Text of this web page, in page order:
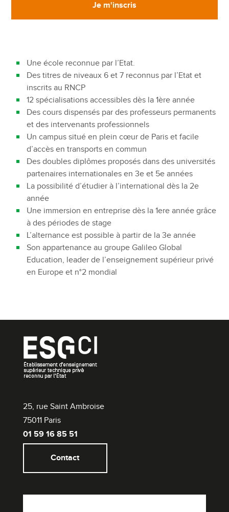
Je m'inscris
Une école reconnue par l’Etat.
Des titres de niveaux 6 et 7 reconnus par l’Etat et
inscrits au RNCP
12 spécialisations accessibles dès la 1ère année
Des cours dispensés par des professeurs permanents
et des intervenants professionnels
Un campus situé en plein cœur de Paris et facile
d’accès en transports en commun
Des doubles diplômes proposés dans des universités
partenaires internationales en 3e et 5e années
La possibilité d’étudier à l’international dès la 2e
année
Une immersion en entreprise dès la 1ere année grâce
à des périodes de stage
L’alternance est possible à partir de la 3e année
Son appartenance au groupe Galileo Global
Education, leader de l’enseignement supérieur privé
en Europe et n°2 mondial
25, rue Saint Ambroise
75011 Paris
01 59 16 85 51
Contact